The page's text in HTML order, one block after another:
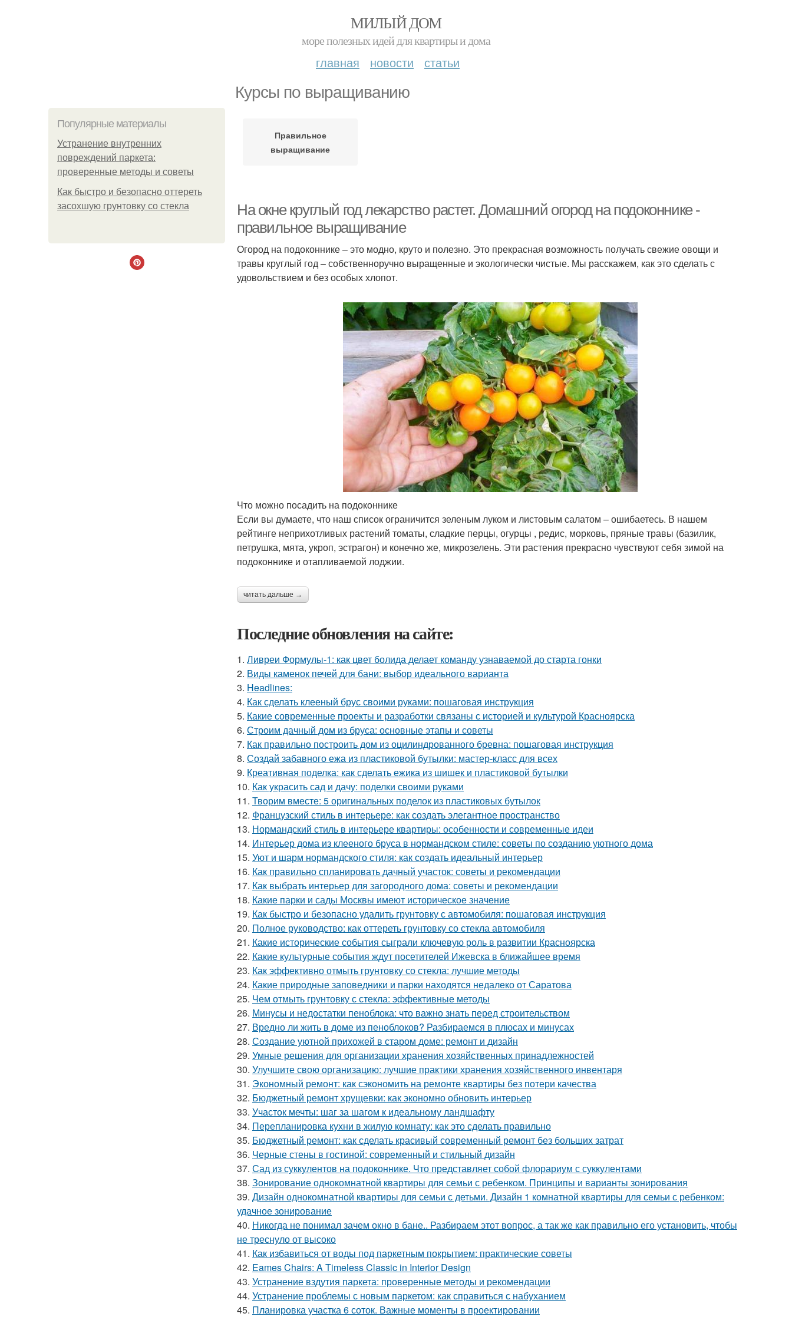
МИЛЫЙ ДОМ
море полезных идей для квартиры и дома
главная новости статьи
Курсы по выращиванию
Популярные материалы
Устранение внутренних
повреждений паркета:
проверенные методы и советы
Как быстро и безопасно оттереть
засохшую грунтовку со стекла
Правильное
выращивание
На окне круглый год лекарство растет. Домашний огород на подоконнике -
правильное выращивание
Огород на подоконнике – это модно, круто и полезно. Это прекрасная возможность получать свежие овощи и
травы круглый год – собственноручно выращенные и экологически чистые. Мы расскажем, как это сделать с
удовольствием и без особых хлопот.
Что можно посадить на подоконнике
Если вы думаете, что наш список ограничится зеленым луком и листовым салатом – ошибаетесь. В нашем
рейтинге неприхотливых растений томаты, сладкие перцы, огурцы , редис, морковь, пряные травы (базилик,
петрушка, мята, укроп, эстрагон) и конечно же, микрозелень. Эти растения прекрасно чувствуют себя зимой на
подоконнике и отапливаемой лоджии.
читать дальше →
Последние обновления на сайте:
1. Ливреи Формулы-1: как цвет болида делает команду узнаваемой до старта гонки
2. Виды каменок печей для бани: выбор идеального варианта
3. Headlines:
4. Как сделать клееный брус своими руками: пошаговая инструкция
5. Какие современные проекты и разработки связаны с историей и культурой Красноярска
6. Строим дачный дом из бруса: основные этапы и советы
7. Как правильно построить дом из оцилиндрованного бревна: пошаговая инструкция
8. Создай забавного ежа из пластиковой бутылки: мастер-класс для всех
9. Креативная поделка: как сделать ежика из шишек и пластиковой бутылки
10. Как украсить сад и дачу: поделки своими руками
11. Творим вместе: 5 оригинальных поделок из пластиковых бутылок
12. Французский стиль в интерьере: как создать элегантное пространство
13. Нормандский стиль в интерьере квартиры: особенности и современные идеи
14. Интерьер дома из клееного бруса в нормандском стиле: советы по созданию уютного дома
15. Уют и шарм нормандского стиля: как создать идеальный интерьер
16. Как правильно спланировать дачный участок: советы и рекомендации
17. Как выбрать интерьер для загородного дома: советы и рекомендации
18. Какие парки и сады Москвы имеют историческое значение
19. Как быстро и безопасно удалить грунтовку с автомобиля: пошаговая инструкция
20. Полное руководство: как оттереть грунтовку со стекла автомобиля
21. Какие исторические события сыграли ключевую роль в развитии Красноярска
22. Какие культурные события ждут посетителей Ижевска в ближайшее время
23. Как эффективно отмыть грунтовку со стекла: лучшие методы
24. Какие природные заповедники и парки находятся недалеко от Саратова
25. Чем отмыть грунтовку с стекла: эффективные методы
26. Минусы и недостатки пеноблока: что важно знать перед строительством
27. Вредно ли жить в доме из пеноблоков? Разбираемся в плюсах и минусах
28. Создание уютной прихожей в старом доме: ремонт и дизайн
29. Умные решения для организации хранения хозяйственных принадлежностей
30. Улучшите свою организацию: лучшие практики хранения хозяйственного инвентаря
31. Экономный ремонт: как сэкономить на ремонте квартиры без потери качества
32. Бюджетный ремонт хрущевки: как экономно обновить интерьер
33. Участок мечты: шаг за шагом к идеальному ландшафту
34. Перепланировка кухни в жилую комнату: как это сделать правильно
35. Бюджетный ремонт: как сделать красивый современный ремонт без больших затрат
36. Черные стены в гостиной: современный и стильный дизайн
37. Сад из суккулентов на подоконнике. Что представляет собой флорариум с суккулентами
38. Зонирование однокомнатной квартиры для семьи с ребенком. Принципы и варианты зонирования
39. Дизайн однокомнатной квартиры для семьи с детьми. Дизайн 1 комнатной квартиры для семьи с ребенком:
удачное зонирование
40. Никогда не понимал зачем окно в бане.. Разбираем этот вопрос, а так же как правильно его установить, чтобы
не треснуло от высоко
41. Как избавиться от воды под паркетным покрытием: практические советы
42. Eames Chairs: A Timeless Classic in Interior Design
43. Устранение вздутия паркета: проверенные методы и рекомендации
44. Устранение проблемы с новым паркетом: как справиться с набуханием
45. Планировка участка 6 соток. Важные моменты в проектировании